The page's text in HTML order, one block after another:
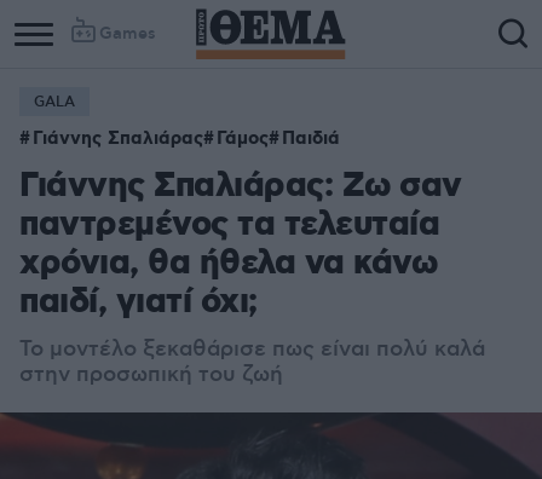
Games
GALA
Γιάννης Σπαλιάρας Γάμος Παιδιά
Γιάννης Σπαλιάρας: Ζω σαν
παντρεμένος τα τελευταία
χρόνια, θα ήθελα να κάνω
παιδί, γιατί όχι;
Το μοντέλο ξεκαθάρισε πως είναι πολύ καλά
στην προσωπική του ζωή